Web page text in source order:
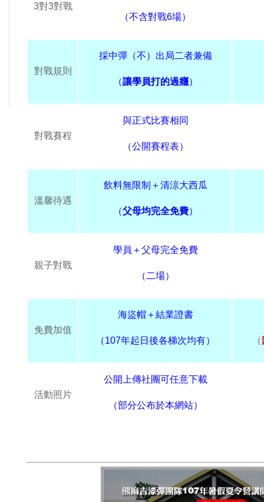
3對3對戰
（不含對戰6場）
對戰規則
採中彈（不）出局二者兼備
（讓學員打的過癮）
對戰賽程
與正式比賽相同
（公開賽程表）
溫馨待遇
飲料無限制＋清涼大西瓜
（父母均完全免費）
親子對戰
學員＋父母完全免費
（二場）
免費加值
海盜帽＋結業證書
（107年起日後各梯次均有） （
活動照片
公開上傳社團可任意下載
（部分公布於本網站）